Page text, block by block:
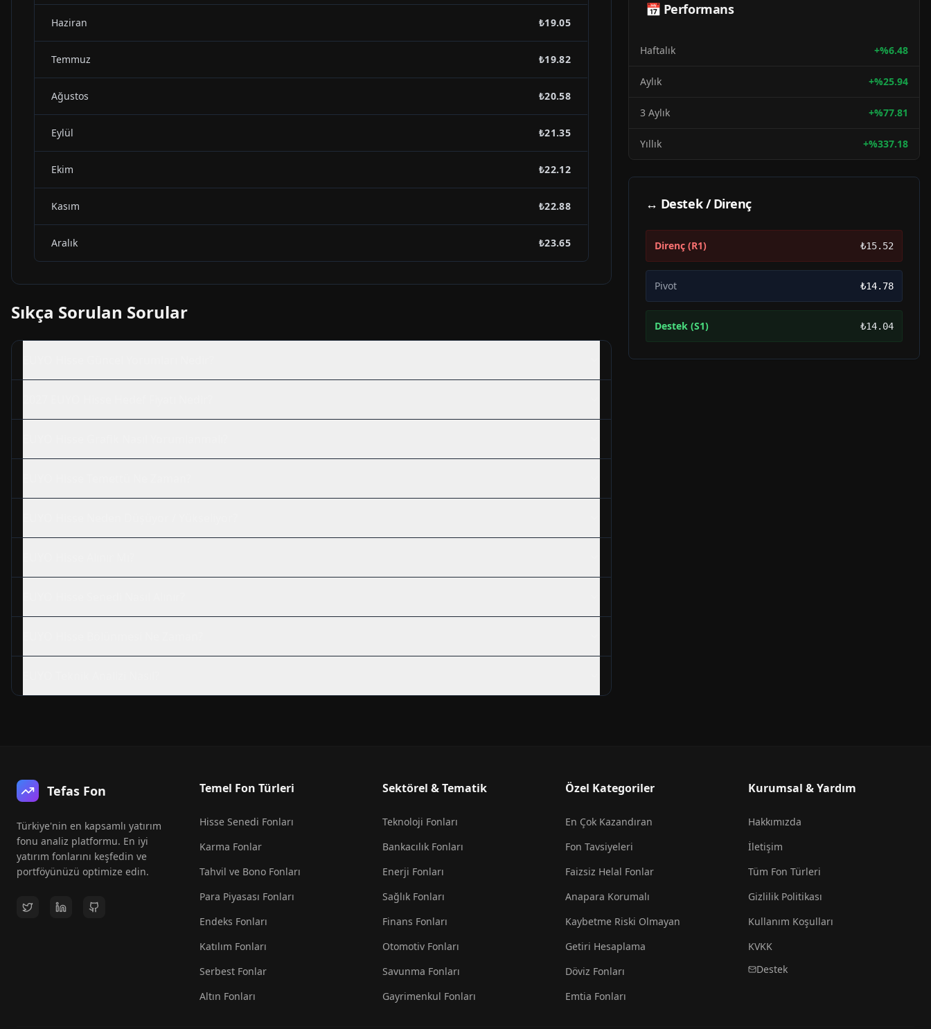
Haziran ₺19.05
Temmuz ₺19.82
Ağustos ₺20.58
Eylül ₺21.35
Ekim ₺22.12
Kasım ₺22.88
Aralık ₺23.65
Sıkça Sorulan Sorular
📅 Performans
Haftalık +%6.48
Aylık +%25.94
3 Aylık +%77.81
Yıllık +%337.18
↔ Destek / Direnç
Direnç (R1) ₺15.52
Pivot ₺14.78
Destek (S1) ₺14.04
Tefas Fon
Türkiye'nin en kapsamlı yatırım
fonu analiz platformu. En iyi
yatırım fonlarını keşfedin ve
portföyünüzü optimize edin.
Temel Fon Türleri
Hisse Senedi Fonları
Karma Fonlar
Tahvil ve Bono Fonları
Para Piyasası Fonları
Endeks Fonları
Katılım Fonları
Serbest Fonlar
Altın Fonları
Sektörel & Tematik
Teknoloji Fonları
Bankacılık Fonları
Enerji Fonları
Sağlık Fonları
Finans Fonları
Otomotiv Fonları
Savunma Fonları
Gayrimenkul Fonları
Özel Kategoriler
En Çok Kazandıran
Fon Tavsiyeleri
Faizsiz Helal Fonlar
Anapara Korumalı
Kaybetme Riski Olmayan
Getiri Hesaplama
Döviz Fonları
Emtia Fonları
Kurumsal & Yardım
Hakkımızda
İletişim
Tüm Fon Türleri
Gizlilik Politikası
Kullanım Koşulları
KVKK
Destek